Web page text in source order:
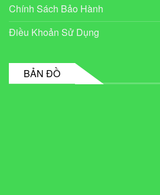
Chính Sách Bảo Hành
Điều Khoản Sử Dụng
BẢN ĐỒ